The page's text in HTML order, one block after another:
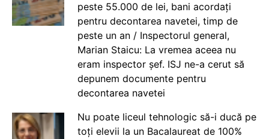
peste 55.000 de lei, bani acordați
pentru decontarea navetei, timp de
peste un an / Inspectorul general,
Marian Staicu: La vremea aceea nu
eram inspector șef. ISJ ne-a cerut să
depunem documente pentru
decontarea navetei
Nu poate liceul tehnologic să-i ducă pe
toți elevii la un Bacalaureat de 100%